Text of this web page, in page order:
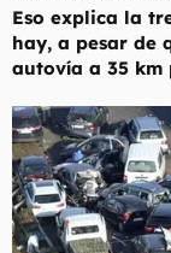
Eso explica la
hay, a pesar de
autovía a 35 km